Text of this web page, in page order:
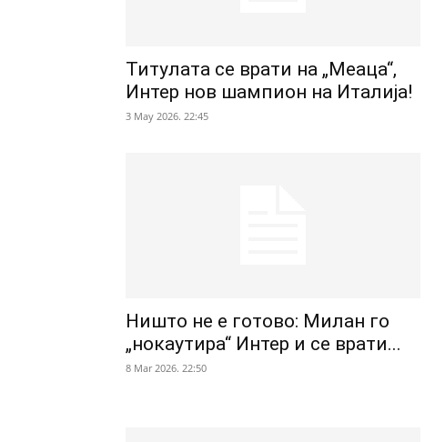
Титулата се врати на „Меаца“,
Интер нов шампион на Италија!
3 May 2026. 22:45
Ништо не е готово: Милан го
„нокаутира“ Интер и се врати...
8 Mar 2026. 22:50